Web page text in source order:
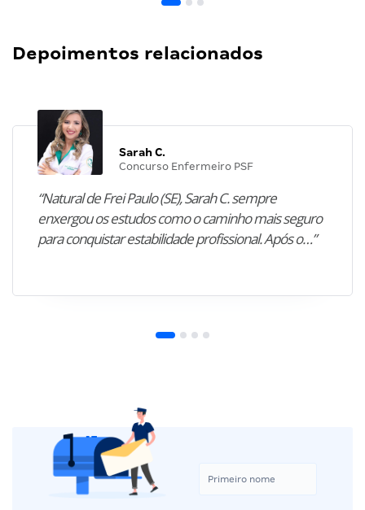
Depoimentos relacionados
Sarah C.
Concurso Enfermeiro PSF
“Natural de Frei Paulo (SE), Sarah C. sempre
enxergou os estudos como o caminho mais seguro
para conquistar estabilidade profissional. Após o…”